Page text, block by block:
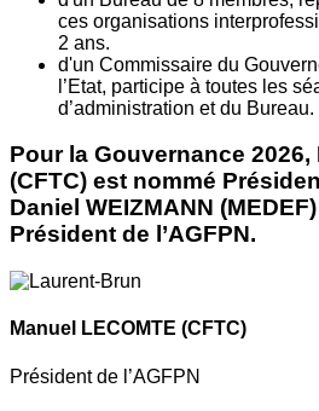
ces organisations
2 ans.
d'un Commissaire du
l’Etat, participe à toutes les
d’administration et du Bureau.
Pour la Gouvernance 2026,
(CFTC) est nommé
Daniel WEIZMANN
Président de l’AGFPN.
Manuel LECOMTE (CFTC)
Président de l’AGFPN